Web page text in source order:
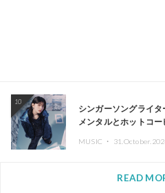
10
シンガーソングライ
メンタルとホットコ
MUSIC ・
READ